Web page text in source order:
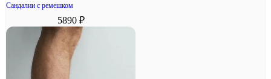
Сандалии с ремешком
5890 ₽